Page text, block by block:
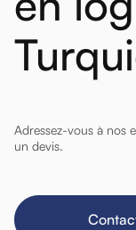
Adressez-vous à nos
un devis.